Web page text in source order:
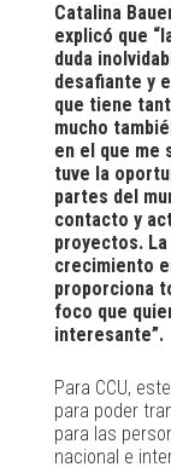
Catalina
explicó que
duda
desafiante y
que tiene
mucho
en el que me
tuve la
partes del
contacto y
proyectos.
crecimiento
proporciona
foco que
interesante”.
Para CCU,
para poder
para las
nacional e